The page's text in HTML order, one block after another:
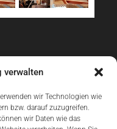
verwalten
wir Technologien wie
bzw. darauf zuzugreifen.
wir Daten wie das